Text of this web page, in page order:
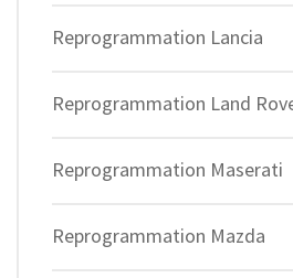
Reprogrammation Lancia
Reprogrammation Land
Reprogrammation Maserati
Reprogrammation Mazda